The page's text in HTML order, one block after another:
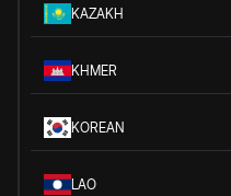
KAZAKH
KHMER
KOREAN
LAO